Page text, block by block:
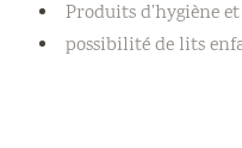
Produits d’hygiène
possibilité de lits